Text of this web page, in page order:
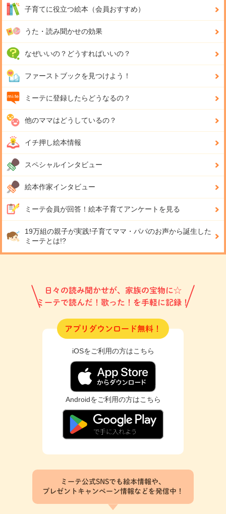
子育てに役立つ絵本（会員おすすめ）
うた・読み聞かせの効果
なぜいいの？どうすればいいの？
ファーストブックを見つけよう！
ミーテに登録したらどうなるの？
他のママはどうしているの？
イチ押し絵本情報
スペシャルインタビュー
絵本作家インタビュー
ミーテ会員が回答！ 絵本子育てアンケートを見る
19万組の親子が実践!子育てママ・パパのお声から誕生した
ミーテとは!?
日々の読み聞かせが、家族の宝物に☆
ミーテで読んだ！歌った！を手軽に記録！
アプリダウンロード無料！
iOSをご利用の方はこちら
Androidをご利用の方はこちら
ミーテ公式SNSでも絵本情報や、
プレゼントキャンペーン情報などを発信中！